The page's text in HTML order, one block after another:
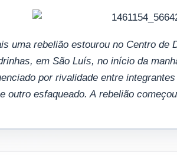
uma rebelião estourou no Centro de
em São Luís, no início da
por rivalidade entre
e outro esfaqueado. A rebelião